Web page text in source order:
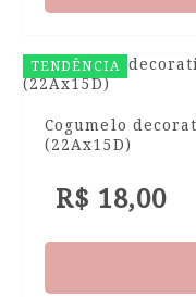
TENDÊNCIA
Cogumelo
(22Ax15D)
R$ 18,00